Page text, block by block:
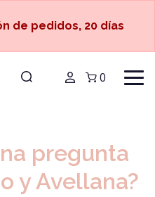
de pedidos, 20 días
0
pregunta
y Avellana?